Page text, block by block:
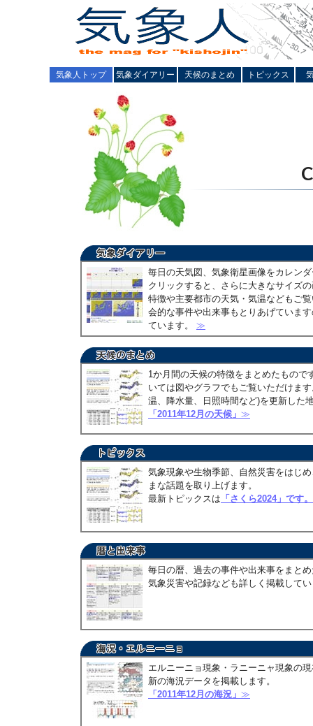
気象人トップ 気象ダイアリー 天候のまとめ トピックス
毎日の天気図、気象衛星画像をカレン
クリックすると、さらに大きなサイズ
特徴や主要都市の天気・気温などもご
会的な事件や出来事もとりあげていま
ています。 ≫
1か月間の天候の特徴をまとめたもので
いては図やグラフでもご覧いただけま
温、降水量、日照時間など)を更新した
「2011年12月の天候」 ≫
気象現象や生物季節、自然災害をはじ
まな話題を取り上げます。
最新トピックスは 「さくら2024」です。
毎日の暦、過去の事件や出来事をまと
気象災害や記録なども詳しく掲載して
エルニーニョ現象・ラニーニャ現象の
新の海況データを掲載します。
「2011年12月の海況」 ≫